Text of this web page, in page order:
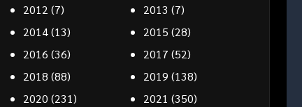
2012 (7) 2013 (7)
2014(13) 2015 (28)
2016 (36) 2017 (52)
2018 (88) 2019 (138)
2020 (231) 2021 (350)